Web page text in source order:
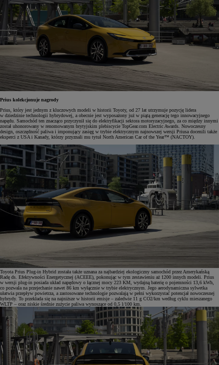
Prius kolekcjonuje nagrody
Prius, który jest jednym z kluczowych modeli w historii Toyoty, od 27 lat utrzymuje pozycję lidera
w dziedzinie technologii hybrydowej, a obecnie jest wyposażony już w piątą generację tego innowacyjnego
napędu. Samochód ten znacząco przyczynił się do elektryfikacji sektora motoryzacyjnego, za co między innymi
został uhonorowany w renomowanym brytyjskim plebiscycie TopGear.com Electric Awards. Nowoczesny
design, oszczędność paliwa i imponujący zasięg w trybie elektrycznym najnowszej wersji Priusa docenili także
eksperci z USA i Kanady, którzy przyznali mu tytuł North American Car of the Year™ (NACTOY).
Toyota Prius Plug-in Hybrid została także uznana za najbardziej ekologiczny samochód przez Amerykańską
Radę ds. Efektywności Energetycznej (ACEEE), pokonując w tym zestawieniu aż 1200 innych modeli. Prius
w wersji plug-in posiada układ napędowy o łącznej mocy 223 KM, wydajną baterię o pojemności 13,6 kWh,
co pozwala na przejechanie nawet 86 km wyłącznie w trybie elektrycznym. Jego aerodynamiczna sylwetka
ułatwia przepływ powietrza, a zastosowane technologie pozwalają w pełni wykorzystać potencjał nowoczesnej
hybrydy. To przekłada się na najniższe w historii emisje – zaledwie 11 g CO2/km według cyklu mieszanego
WLTP – oraz niskie średnie zużycie paliwa wynoszące od 0,5 l/100 km.